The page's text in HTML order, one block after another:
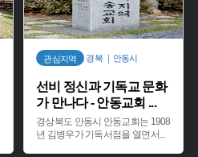
관심지역 경북 ｜안동시
선비 정신과 기독교 문화
가 만나다 - 안동교회 ...
경상북도 안동시 안동교회는 1908
년 김병우가 기독서점을 열면서...